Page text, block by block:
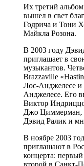
Их третий
вышел в свет
Годрича и Тони
Майкла Розона.
В 2003 году
приглашает в
музыкантов.
Brazzaville
Лос-Анджелесе и
Анджелесе. Его
Виктор
Джо Циммерман,
Дэвид Ралик и
В ноябре 2003
приглашают в
концерта:
второй в Санкт-